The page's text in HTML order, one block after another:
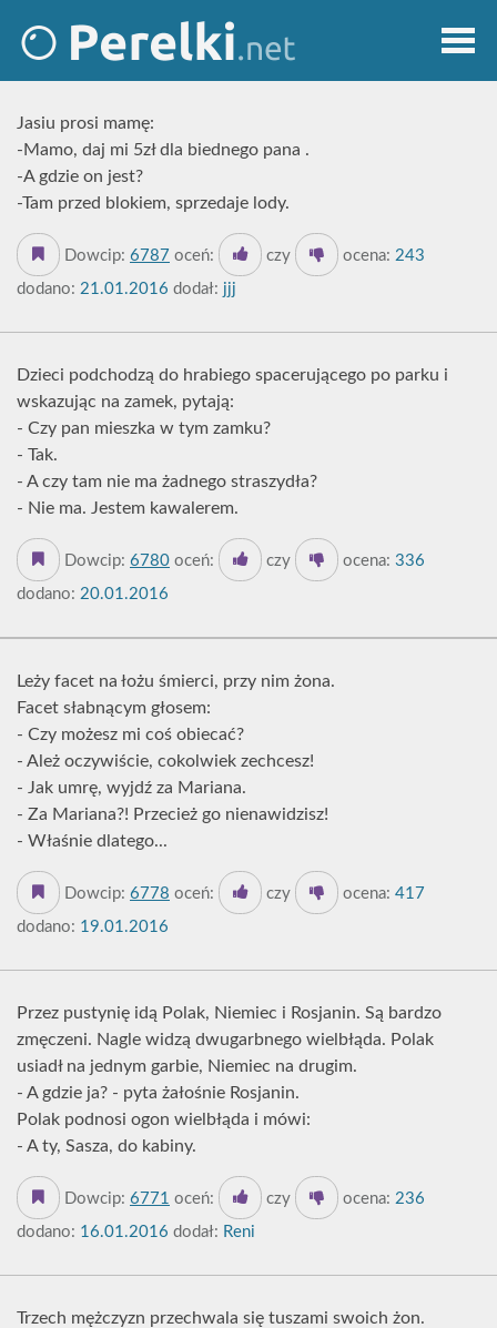
Jasiu prosi mamę:
-Mamo, daj mi 5zł dla biednego pana .
-A gdzie on jest?
-Tam przed blokiem, sprzedaje lody.
Dowcip: 6787 oceń: czy ocena: 243
dodano: 21.01.2016 dodał: jjj
Dzieci podchodzą do hrabiego spacerującego po parku i
wskazując na zamek, pytają:
- Czy pan mieszka w tym zamku?
- Tak.
- A czy tam nie ma żadnego straszydła?
- Nie ma. Jestem kawalerem.
Dowcip: 6780 oceń: czy ocena: 336
dodano: 20.01.2016
Leży facet na łożu śmierci, przy nim żona.
Facet słabnącym głosem:
- Czy możesz mi coś obiecać?
- Ależ oczywiście, cokolwiek zechcesz!
- Jak umrę, wyjdź za Mariana.
- Za Mariana?! Przecież go nienawidzisz!
- Właśnie dlatego...
Dowcip: 6778 oceń: czy ocena: 417
dodano: 19.01.2016
Przez pustynię idą Polak, Niemiec i Rosjanin. Są bardzo
zmęczeni. Nagle widzą dwugarbnego wielbłąda. Polak
usiadł na jednym garbie, Niemiec na drugim.
- A gdzie ja? - pyta żałośnie Rosjanin.
Polak podnosi ogon wielbłąda i mówi:
- A ty, Sasza, do kabiny.
Dowcip: 6771 oceń: czy ocena: 236
dodano: 16.01.2016 dodał: Reni
Trzech mężczyzn przechwala się tuszami swoich żon.